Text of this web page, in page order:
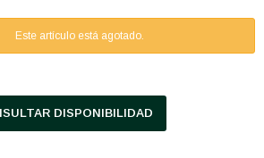
Este artículo está agotado.
DISPONIBILIDAD